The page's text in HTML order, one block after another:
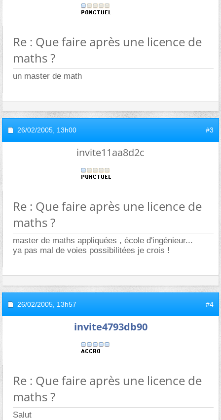
Re : Que faire après une licence de
maths ?
un master de math
26/02/2005, 13h00 #3
invite11aa8d2c
Re : Que faire après une licence de
maths ?
master de maths appliquées , école d'ingénieur...
ya pas mal de voies possibilitées je crois !
26/02/2005, 13h57 #4
invite4793db90
Re : Que faire après une licence de
maths ?
Salut